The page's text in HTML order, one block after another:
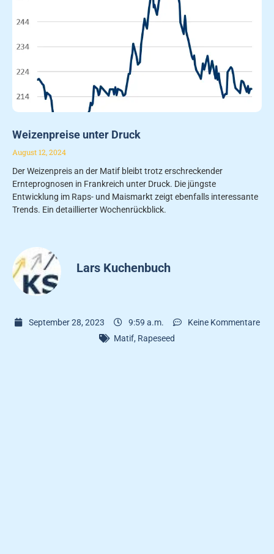
Weizenpreise unter Druck
August 12, 2024
Der Weizenpreis an der Matif bleibt trotz erschreckender
Ernteprognosen in Frankreich unter Druck. Die jüngste
Entwicklung im Raps- und Maismarkt zeigt ebenfalls interessante
Trends. Ein detaillierter Wochenrückblick.
Lars Kuchenbuch
September 28, 2023 9:59 a.m.
Keine Kommentare
Matif, Rapeseed